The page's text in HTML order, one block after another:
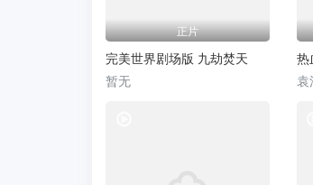
正片
完美世界剧场版 九劫焚天
暂无
热
袁